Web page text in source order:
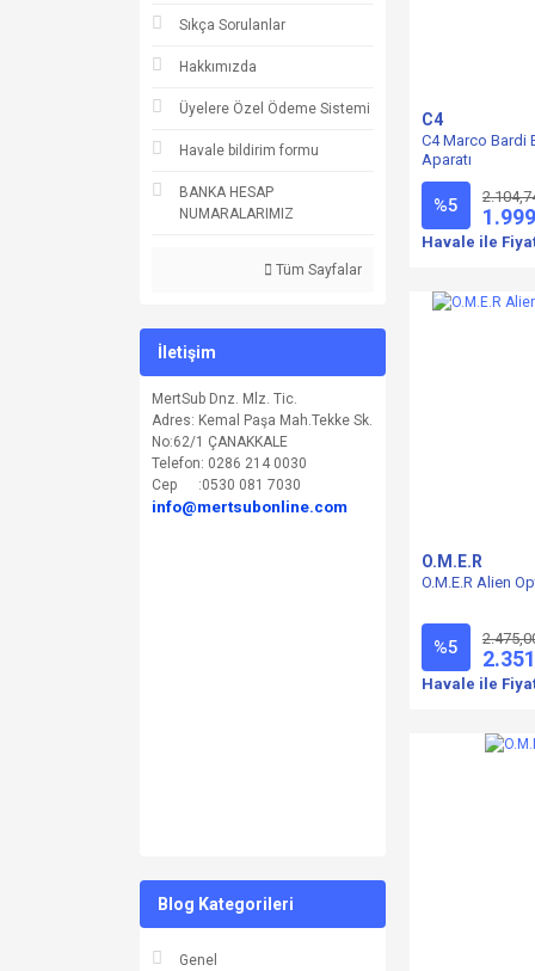
Sıkça Sorulanlar
Hakkımızda
Üyelere Özel Ödeme Sistemi
Havale bildirim formu
BANKA HESAP
NUMARALARIMIZ
Tüm Sayfalar
İletişim
MertSub Dnz. Mlz. Tic.
Adres: Kemal Paşa Mah.Tekke Sk.
No:62/1 ÇANAKKALE
Telefon: 0286 214 0030
Cep :0530 081 7030
info@mertsubonline.com
Blog Kategorileri
Genel
C4
C4 Marco Bardi
Aparatı
%5
Havale ile
O.M.E.R
O.M.E.R Alien
%5
Havale ile